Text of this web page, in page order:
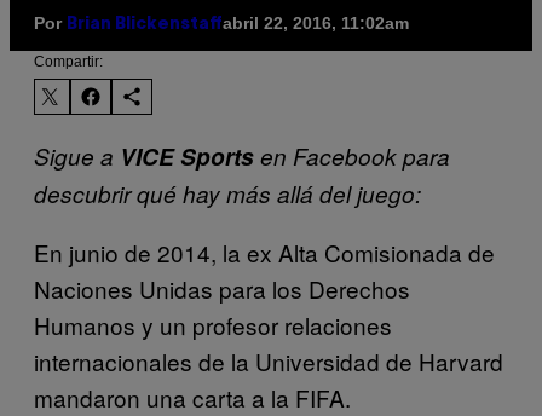
Por Brian Blickenstaffabril 22, 2016, 11:02am
Compartir:
Sigue a VICE Sportsen Facebook para
descubrir qué hay más allá del juego:
En junio de 2014, la ex Alta Comisionada de
Naciones Unidas para los Derechos
Humanos y un profesor relaciones
internacionales de la Universidad de Harvard
mandaron una carta a la FIFA.